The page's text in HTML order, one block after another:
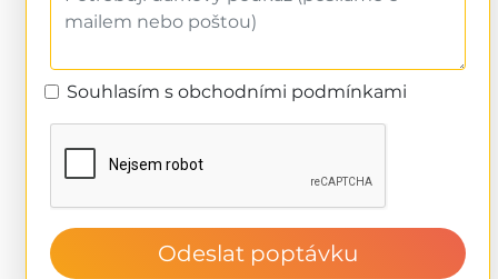
Souhlasím s obchodními podmínkami
Odeslat poptávku